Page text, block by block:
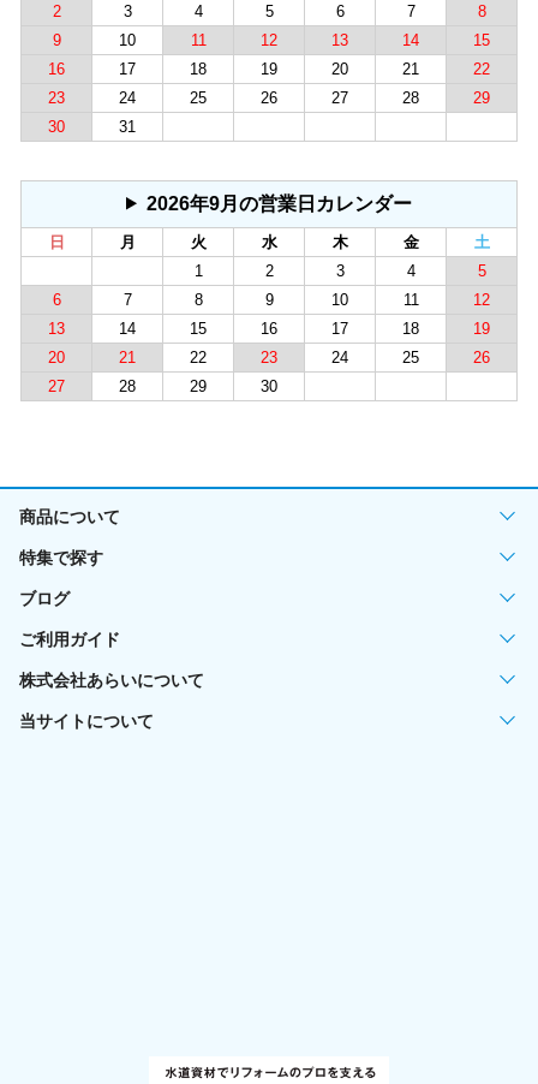
2
3 4 5 6 7
8
9
10 11 12 13 14
15
16
17 18 19 20 21
22
23
24 25 26 27 28
29
30
31
2026年9月の営業日カレンダー
日 月 火 水 木 金
土
1
2 3 4
5
6
7 8 9 10 11
12
13
14 15 16 17 18
19
20
21 22 23 24 25
26
27
28 29 30
商品について
特集で探す
ブログ
ご利用ガイド
株式会社あらいについて
当サイトについて